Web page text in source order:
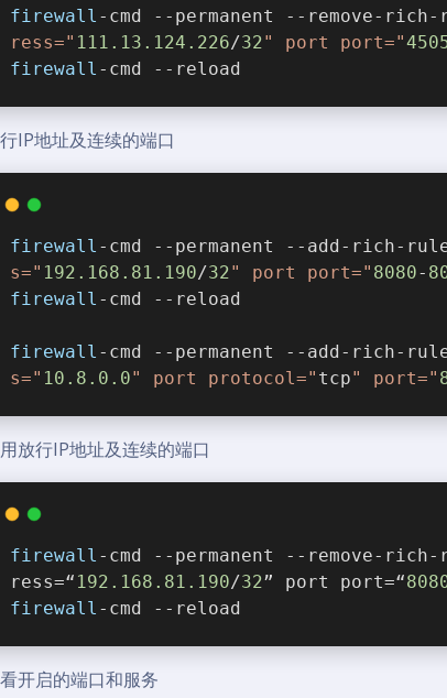
firewall -cmd --permanent --remove-rich-
ress=" 111.13.124.226/32" port port="
firewall -cmd --reload
IP地址及连续的端口
firewall -cmd --permanent --add-rich-
s=" 192.168.81.190/32" port port=" 8080-
firewall -cmd --reload
firewall -cmd --permanent --add-rich-
s=" 10.8.0.0" port protocol=" tcp" port="
放行IP地址及连续的端口
firewall -cmd --permanent --remove-
ress=“ 192.168.81.190/32” port port=“
firewall -cmd --reload
开启的端口和服务